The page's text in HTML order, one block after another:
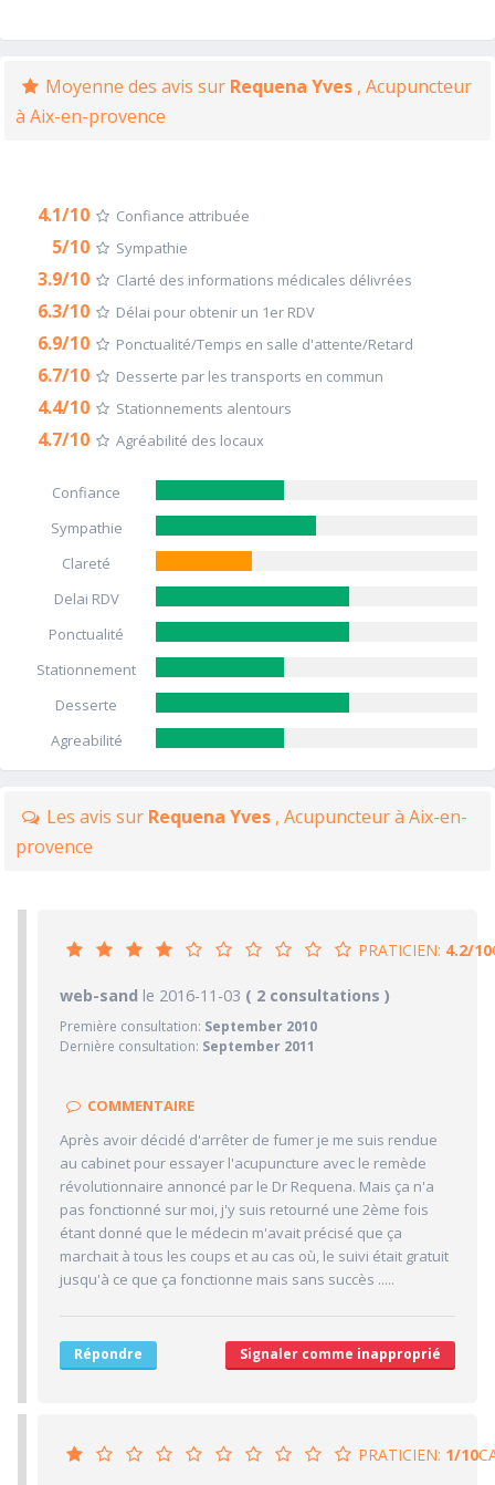
Moyenne des avis sur Requena Yves , Acupuncteur
à Aix-en-provence
4.1/10 Confiance attribuée
5/10 Sympathie
3.9/10 Clarté des informations médicales délivrées
6.3/10 Délai pour obtenir un 1er RDV
6.9/10 Ponctualité/Temps en salle d'attente/Retard
6.7/10 Desserte par les transports en commun
4.4/10 Stationnements alentours
4.7/10 Agréabilité des locaux
Confiance
Sympathie
Clareté
Delai RDV
Ponctualité
Stationnement
Desserte
Agreabilité
Les avis sur Requena Yves , Acupuncteur à Aix-en-
provence
PRATICIEN: 4.2/10
PRATICIEN4.2/10
3/10 Confiance accordée
3/10 Clarté des informations médicales délivrées
6/10 Ponctualité/Temps en salle d'attente/Retard
CABINET/LOCAUX3.7/10
5/10 Desserte par les transports en commun
3/10 Stationnements alentours
web-sand le 2016-11-03 ( 2 consultations )
Première consultation: September 2010
Dernière consultation: September 2011
COMMENTAIRE
Après avoir décidé d'arrêter de fumer je me suis rendue
au cabinet pour essayer l'acupuncture avec le remède
révolutionnaire annoncé par le Dr Requena. Mais ça n'a
pas fonctionné sur moi, j'y suis retourné une 2ème fois
étant donné que le médecin m'avait précisé que ça
marchait à tous les coups et au cas où, le suivi était gratuit
jusqu'à ce que ça fonctionne mais sans succès .....
Répondre Signaler comme inapproprié
PRATICIEN: 1/10